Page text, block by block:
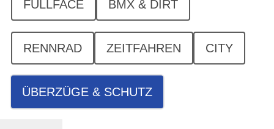
FULLFACE BMX & DIRT
RENNRAD ZEITFAHREN CITY
ÜBERZÜGE & SCHUTZ